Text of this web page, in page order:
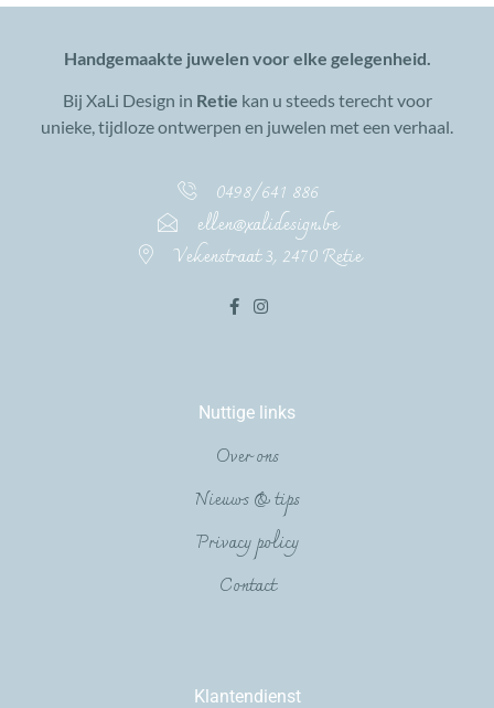
Handgemaakte juwelen voor elke gelegenheid.
Bij XaLi Design in Retie kan u steeds terecht voor
unieke, tijdloze ontwerpen en juwelen met een verhaal.
0498/641 886
ellen@xalidesign.be
Vekenstraat 3, 2470 Retie
Nuttige links
Over ons
Nieuws & tips
Privacy policy
Contact
Klantendienst